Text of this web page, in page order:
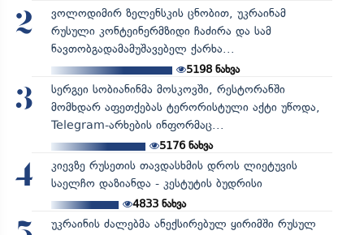
2
ვოლოდიმირ ზელენსკის ცნობით, უკრაინამ
რუსული კონტეინერმზიდი ჩაძირა და სამ
ნავთობგადამამუშავებელ ქარხა...
5198ნახვა
3
სერგეი სობიანინმა მოსკოვში, რესტორანში
მომხდარ აფეთქებას ტერორისტული აქტი უწოდა,
Telegram-არხების ინფორმაც...
5176ნახვა
4
კიევზე რუსეთის თავდასხმის დროს ლიეტუვის
საელჩო დაზიანდა - კესტუტის ბუდრისი
4833ნახვა
უკრაინის ძალებმა ანექსირებულ ყირიმში რუსულ